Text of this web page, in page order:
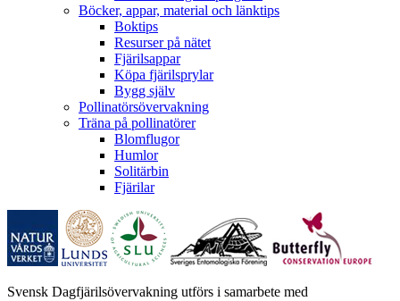
Böcker, appar, material och länktips
Boktips
Resurser på nätet
Fjärilsappar
Köpa fjärilsprylar
Bygg själv
Pollinatörsövervakning
Träna på pollinatörer
Blomflugor
Humlor
Solitärbin
Fjärilar
Svensk Dagfjärilsövervakning utförs i samarbete med